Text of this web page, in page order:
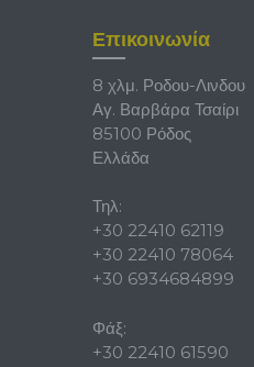
Επικοινωνία
8 χλμ. Ροδου-Λινδου
Αγ. Βαρβάρα Τσαίρι
85100 Ρόδος
Ελλάδα
Τηλ:
+30 22410 62119
+30 22410 78064
+30 6934684899
Φάξ:
+30 22410 61590